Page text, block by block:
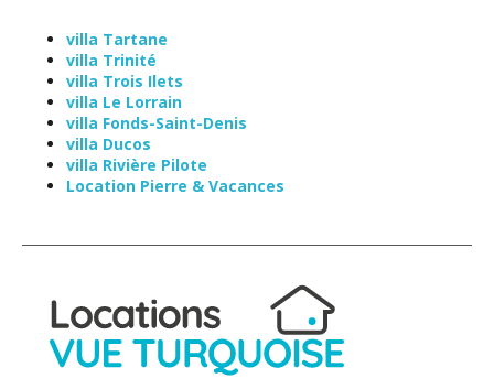
villa Tartane
villa Trinité
villa Trois Ilets
villa Le Lorrain
villa Fonds-Saint-Denis
villa Ducos
villa Rivière Pilote
Location Pierre & Vacances